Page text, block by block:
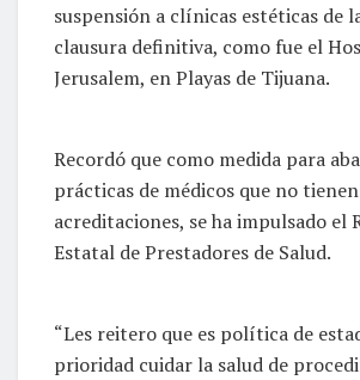
suspensión a clínicas estéticas de
clausura definitiva, como fue el
Jerusalem, en Playas de Tijuana.
Recordó que como medida para
prácticas de médicos que no
acreditaciones, se ha impulsado el
Estatal de Prestadores de Salud.
“Les reitero que es política de
prioridad cuidar la salud de